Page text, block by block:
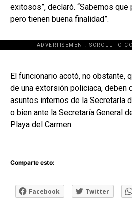
exitosos”, declaró. “Sabemos
pero tienen buena finalidad”.
ADVERTISEMENT. SCROLL TO
[adsforwp
El funcionario acotó, no obstante,
de una extorsión policiaca, deben
asuntos internos de la Secretaría
o bien ante la Secretaría General
Playa del Carmen.
Comparte esto:
Facebook Twitter